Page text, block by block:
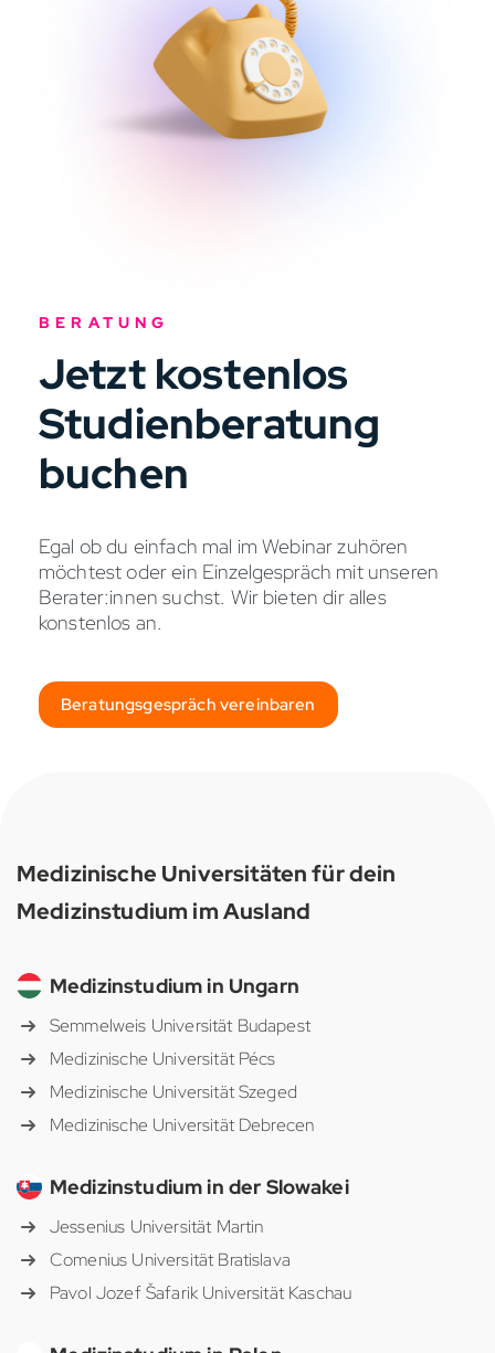
BERATUNG
Jetzt kostenlos
Studienberatung
buchen
Egal ob du einfach mal im Webinar zuhören
möchtest oder ein Einzelgespräch mit unseren
Berater:innen suchst. Wir bieten dir alles
konstenlos an.
Beratungsgespräch vereinbaren
Medizinische Universitäten für dein
Medizinstudium im Ausland
Medizinstudium in Ungarn
Semmelweis Universität Budapest
Medizinische Universität Pécs
Medizinische Universität Szeged
Medizinische Universität Debrecen
Medizinstudium in der Slowakei
Jessenius Universität Martin
Comenius Universität Bratislava
Pavol Jozef Šafarik Universität Kaschau